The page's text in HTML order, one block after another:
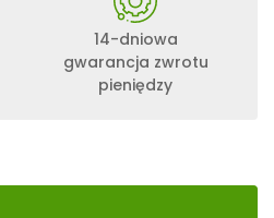
14-dniowa
gwarancja zwrotu
pieniędzy